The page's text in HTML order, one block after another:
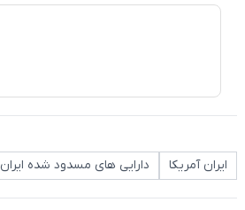
ایران آمریکا دارایی های مسدود شده ایران